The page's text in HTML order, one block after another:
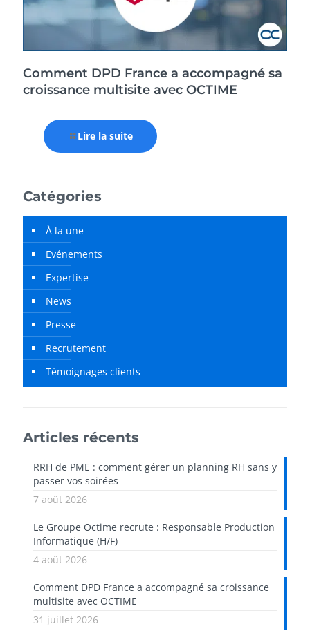
Comment DPD France a accompagné sa
croissance multisite avec OCTIME
Lire la suite
Catégories
À la une
Evénements
Expertise
News
Presse
Recrutement
Témoignages clients
Articles récents
RRH de PME : comment gérer un planning RH sans y
passer vos soirées
7 août 2026
Le Groupe Octime recrute : Responsable Production
Informatique (H/F)
4 août 2026
Comment DPD France a accompagné sa croissance
multisite avec OCTIME
31 juillet 2026